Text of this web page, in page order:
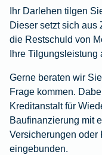
Ihr Darlehen tilgen
Dieser setzt sich aus
die Restschuld von
Ihre Tilgungsleistung
Gerne beraten wir
Frage kommen.
Kreditanstalt für
Baufinanzierung mit
Versicherungen
eingebunden.